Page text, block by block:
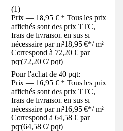
(1)
Prix — 18,95 € * Tous les prix
affichés sont des prix TTC,
frais de livraison en sus si
nécessaire par m²18,95 €*/ m²
Correspond à 72,20 € par
pqt(72,20 €/ pqt)
Pour l'achat de 40 pqt:
Prix — 16,95 € * Tous les prix
affichés sont des prix TTC,
frais de livraison en sus si
nécessaire par m²16,95 €*/ m²
Correspond à 64,58 € par
pqt(64,58 €/ pqt)